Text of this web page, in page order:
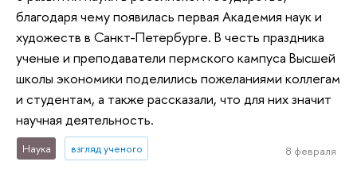
благодаря чему появилась первая Академия наук и
художеств в Санкт-Петербурге. В честь праздника
ученые и преподаватели пермского кампуса Высшей
школы экономики поделились пожеланиями коллегам
и студентам, а также рассказали, что для них значит
научная деятельность.
Наука взгляд ученого 8 февраля